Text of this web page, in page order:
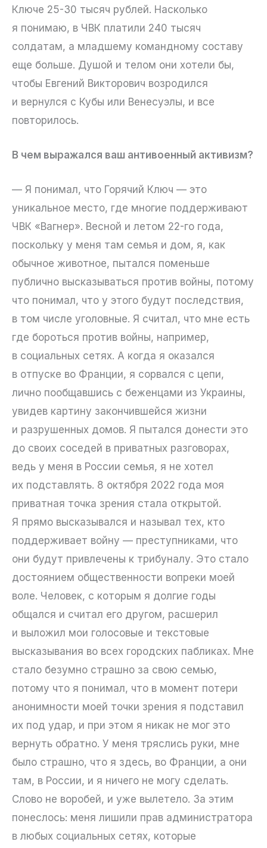
Ключе 25-30 тысяч рублей. Насколько
я понимаю, в ЧВК платили 240 тысяч
солдатам, а младшему командному составу
еще больше. Душой и телом они хотели бы,
чтобы Евгений Викторович возродился
и вернулся с Кубы или Венесуэлы, и все
повторилось.
В чем выражался ваш антивоенный активизм?
— Я понимал, что Горячий Ключ — это
уникальное место, где многие поддерживают
ЧВК «Вагнер». Весной и летом 22-го года,
поскольку у меня там семья и дом, я, как
обычное животное, пытался поменьше
публично высказываться против войны, потому
что понимал, что у этого будут последствия,
в том числе уголовные. Я считал, что мне есть
где бороться против войны, например,
в социальных сетях. А когда я оказался
в отпуске во Франции, я сорвался с цепи,
лично пообщавшись с беженцами из Украины,
увидев картину закончившейся жизни
и разрушенных домов. Я пытался донести это
до своих соседей в приватных разговорах,
ведь у меня в России семья, я не хотел
их подставлять. 8 октября 2022 года моя
приватная точка зрения стала открытой.
Я прямо высказывался и называл тех, кто
поддерживает войну — преступниками, что
они будут привлечены к трибуналу. Это стало
достоянием общественности вопреки моей
воле. Человек, с которым я долгие годы
общался и считал его другом, расшерил
и выложил мои голосовые и текстовые
высказывания во всех городских пабликах. Мне
стало безумно страшно за свою семью,
потому что я понимал, что в момент потери
анонимности моей точки зрения я подставил
их под удар, и при этом я никак не мог это
вернуть обратно. У меня тряслись руки, мне
было страшно, что я здесь, во Франции, а они
там, в России, и я ничего не могу сделать.
Слово не воробей, и уже вылетело. За этим
понеслось: меня лишили прав администратора
в любых социальных сетях, которые